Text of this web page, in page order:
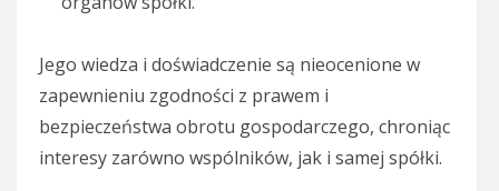
Jego wiedza i doświadczenie są nieocenione w
zapewnieniu zgodności z prawem i
bezpieczeństwa obrotu gospodarczego, chroniąc
interesy zarówno wspólników, jak i samej spółki.